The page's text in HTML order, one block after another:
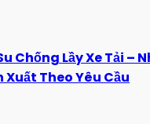
Chống Lầy Xe Tải –
Xuất Theo Yêu Cầu